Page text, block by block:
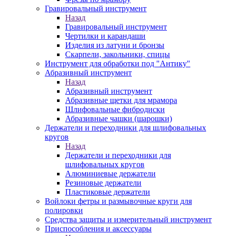
Гравировальный инструмент
Назад
Гравировальный инструмент
Чертилки и карандаши
Изделия из латуни и бронзы
Скарпели, закольники, спицы
Инструмент для обработки под "Антику"
Абразивный инструмент
Назад
Абразивный инструмент
Абразивные щетки для мрамора
Шлифовальные фибродиски
Абразивные чашки (шарошки)
Держатели и переходники для шлифовальных
кругов
Назад
Держатели и переходники для
шлифовальных кругов
Алюминиевые держатели
Резиновые держатели
Пластиковые держатели
Войлоки фетры и размывочные круги для
полировки
Средства защиты и измерительный инструмент
Приспособления и аксессуары